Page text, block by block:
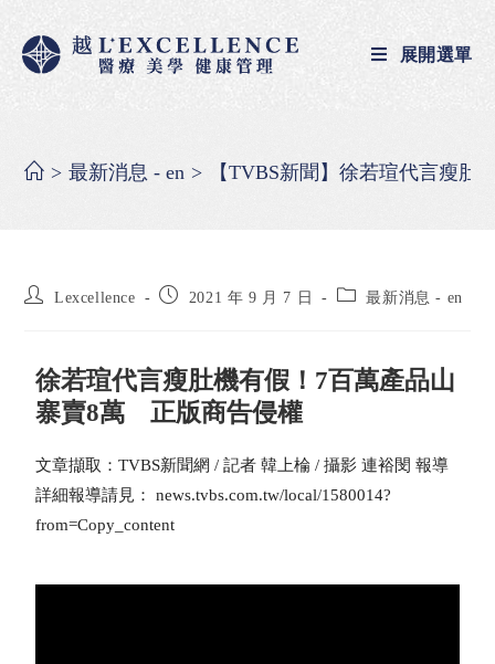
展開選單
> 最新消息 - en > 【TVBS新聞】徐若瑄代言瘦
Lexcellence 2021 年 9 月 7 日 最新消息 - en
徐若瑄代言瘦肚機有假！7百萬產品山
寨賣8萬 正版商告侵權
文章擷取：TVBS新聞網 / 記者 韓上棆 / 攝影 連裕閔 報導
詳細報導請見： news.tvbs.com.tw/local/1580014?
from=Copy_content